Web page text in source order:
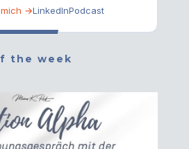
→LinkedInPodcast
the week